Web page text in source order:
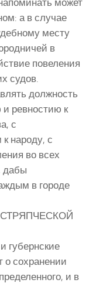
а в случае
месту
в
повеления
судов.
должность
ревностию к
с
народу, с
во всех
дабы
в городе
СТРЯПЧЕСКОЙ
губернские
о сохранении
и в